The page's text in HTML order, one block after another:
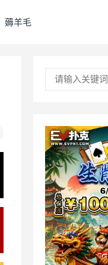
薅羊毛